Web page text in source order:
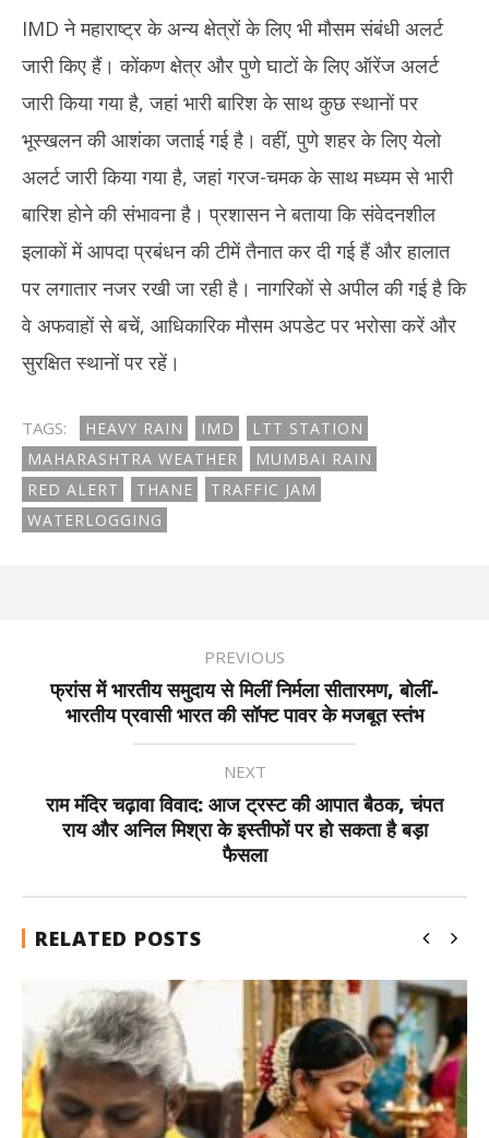
IMD ने महाराष्ट्र के अन्य क्षेत्रों के लिए भी मौसम संबंधी अलर्ट
जारी किए हैं। कोंकण क्षेत्र और पुणे घाटों के लिए ऑरेंज अलर्ट
जारी किया गया है, जहां भारी बारिश के साथ कुछ स्थानों पर
भूस्खलन की आशंका जताई गई है। वहीं, पुणे शहर के लिए येलो
अलर्ट जारी किया गया है, जहां गरज-चमक के साथ मध्यम से भारी
बारिश होने की संभावना है। प्रशासन ने बताया कि संवेदनशील
इलाकों में आपदा प्रबंधन की टीमें तैनात कर दी गई हैं और हालात
पर लगातार नजर रखी जा रही है। नागरिकों से अपील की गई है कि
वे अफवाहों से बचें, आधिकारिक मौसम अपडेट पर भरोसा करें और
सुरक्षित स्थानों पर रहें।
TAGS: HEAVY RAIN IMD
LTT STATION
MAHARASHTRA WEATHER
MUMBAI RAIN
RED ALERT
THANE
TRAFFIC JAM
WATERLOGGING
PREVIOUS
फ्रांस में भारतीय समुदाय से मिलीं निर्मला सीतारमण, बोलीं-
भारतीय प्रवासी भारत की सॉफ्ट पावर के मजबूत स्तंभ
NEXT
राम मंदिर चढ़ावा विवाद: आज ट्रस्ट की आपात बैठक, चंपत
राय और अनिल मिश्रा के इस्तीफों पर हो सकता है बड़ा
फैसला
RELATED POSTS